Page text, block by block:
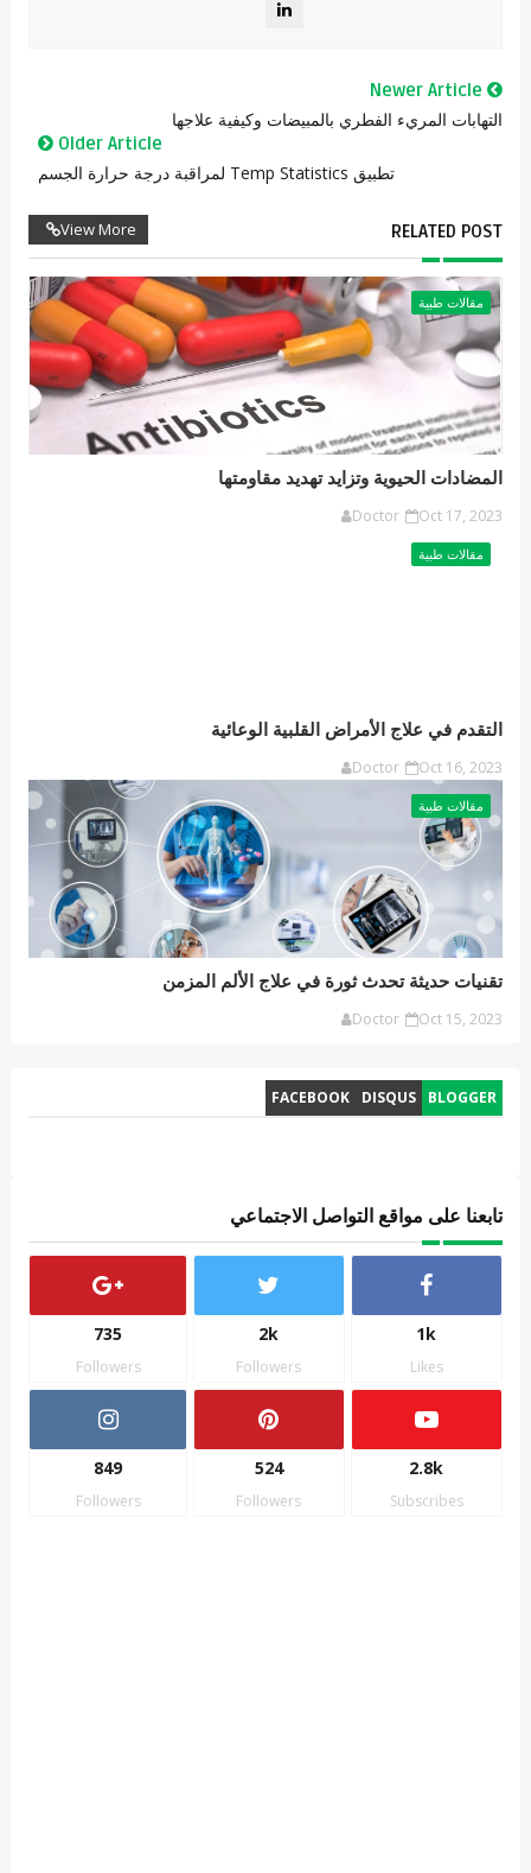
Newer Article
التهابات المريء الفطري بالمبيضات وكيفية علاجها
Older Article
تطبيق Temp Statistics لمراقبة درجة حرارة الجسم
RELATED POST
View More
مقالات طبية
المضادات الحيوية وتزايد تهديد مقاومتها
Doctor Oct 17, 2023
مقالات طبية
التقدم في علاج الأمراض القلبية الوعائية
Doctor Oct 16, 2023
مقالات طبية
تقنيات حديثة تحدث ثورة في علاج الألم المزمن
Doctor Oct 15, 2023
BLOGGER
DISQUS
FACEBOOK
تابعنا على مواقع التواصل الاجتماعي
1k
Likes
2k
Followers
735
Followers
2.8k
Subscribes
524
Followers
849
Followers